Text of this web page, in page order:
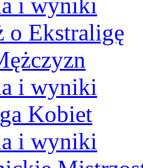
o Ekstraligę
i wyniki
Kobiet
i wyniki